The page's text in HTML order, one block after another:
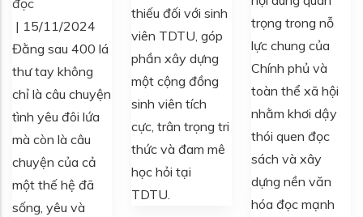
đọc
| 15/11/2024
Đằng sau 400 lá
thư tay không
chỉ là câu chuyện
tình yêu đôi lứa
mà còn là câu
chuyện của cả
một thế hệ đã
sống, yêu và
thiếu đối với sinh
viên TDTU, góp
phần xây dựng
một cộng đồng
sinh viên tích
cực, trân trọng tri
thức và đam mê
học hỏi tại
TDTU.
trọng trong nỗ
lực chung của
Chính phủ và
toàn thể xã hội
nhằm khơi dậy
thói quen đọc
sách và xây
dựng nền văn
hóa đọc mạnh